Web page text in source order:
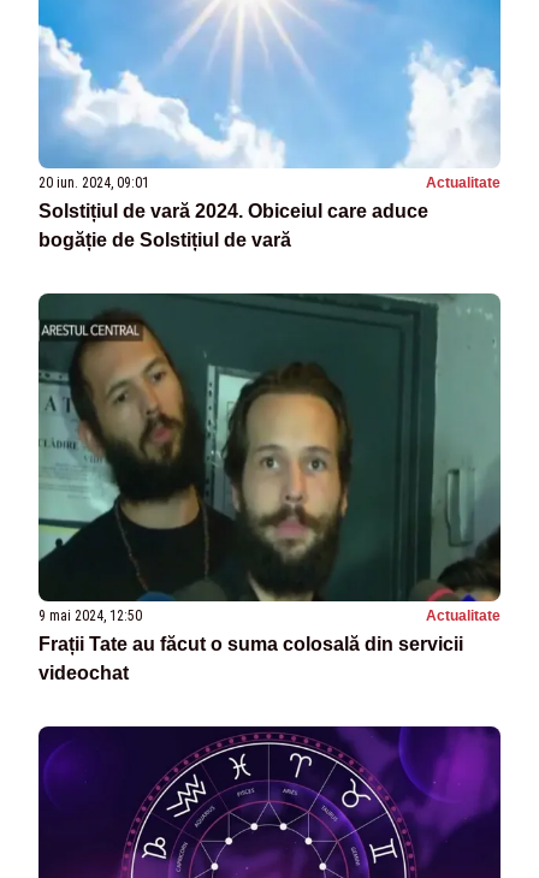
20 iun. 2024, 09:01 Actualitate
Solstițiul de vară 2024. Obiceiul care aduce
bogăție de Solstițiul de vară
9 mai 2024, 12:50 Actualitate
Frații Tate au făcut o suma colosală din servicii
videochat